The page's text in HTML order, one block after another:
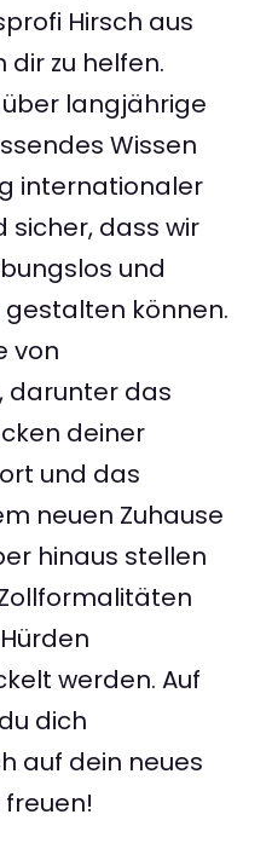
Hirsch aus
dir zu helfen.
langjährige
Wissen
internationaler
sicher, dass wir
und
können.
von
darunter das
deiner
und das
neuen Zuhause
hinaus stellen
werden. Auf
dich
auf dein neues
freuen!